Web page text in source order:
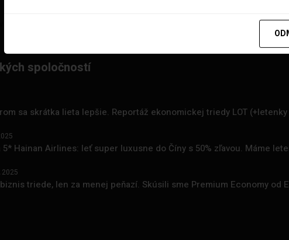
spoločností
sa skrátka lieta lepšie. Reportáž ekonomickej triedy LOT
Hainan Airlines: leť super luxusne do Číny s 50% zľavou. Máme
2025
triede, len za menej peňazí. Skúsili sme Premium Economy od